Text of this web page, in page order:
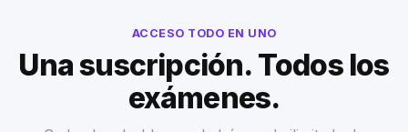
ACCESO TODO EN UNO
Una suscripción. Todos los
exámenes.